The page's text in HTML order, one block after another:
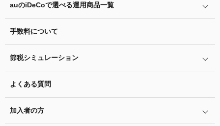
iDeCoの給付金について
脱退一時金について
他社のiDeCoからの変更方法
年単位拠出(掛金の納付月と金額を指定)について
お申込書類の書き方と記入例
あなたのお金を働き者に
マネーのレシピ
用語集
auのiDeCoで選べる運用商品一覧
リスク許容度診断
運用商品を知ろう
バランス型投資信託の選び方
指定運用方法について
手数料について
節税シミュレーション
ふるさと納税シミュレーション
よくある質問
加入者の方